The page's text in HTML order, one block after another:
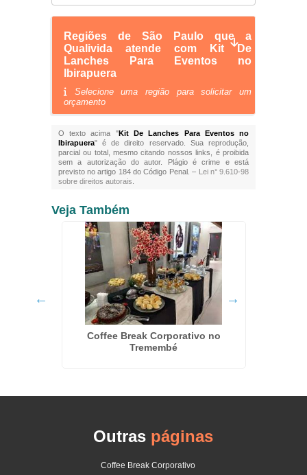
Regiões de São Paulo que a
Qualivida atende com Kit De
Lanches Para Eventos no
Ibirapuera
Selecione uma região para solicitar um
orçamento
O texto acima "Kit De Lanches Para Eventos no
Ibirapuera" é de direito reservado. Sua reprodução,
parcial ou total, mesmo citando nossos links, é proibida
sem a autorização do autor. Plágio é crime e está
previsto no artigo 184 do Código Penal. – Lei n° 9.610-98
sobre direitos autorais
Veja Também
Coffee Break Corporativo no
Tremembé
Outras páginas
Coffee Break Corporativo